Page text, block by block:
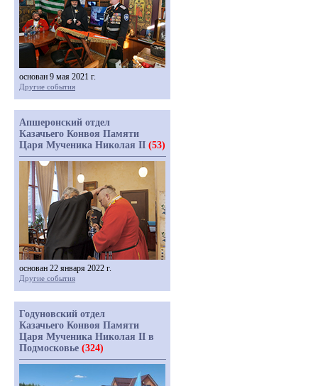
основан 9 мая 2021 г.
Другие события
Апшеронский отдел
Казачьего Конвоя Памяти
Царя Мученика Николая II (53)
основан 22 января 2022 г.
Другие события
Годуновский отдел
Казачьего Конвоя Памяти
Царя Мученика Николая II в
Подмосковье (324)